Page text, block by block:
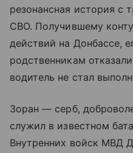
резонансная история с
СВО. Получившему
действий на Донбассе,
родственникам
водитель не стал
Зоран — серб,
служил в известном
Внутренних войск МВД